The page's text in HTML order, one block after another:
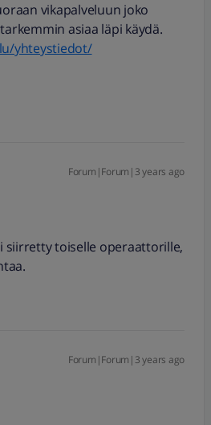
vikapalveluun joko
asiaa läpi käydä.
yhteystiedot/
Forum|Forum|3 years ago
siirretty toiselle operaattorille,
Forum|Forum|3 years ago